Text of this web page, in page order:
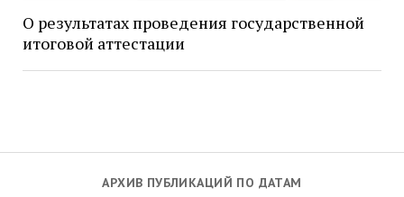
АРХИВ ПУБЛИКАЦИЙ ПО ДАТАМ
О результатах проведения государственной
итоговой аттестации